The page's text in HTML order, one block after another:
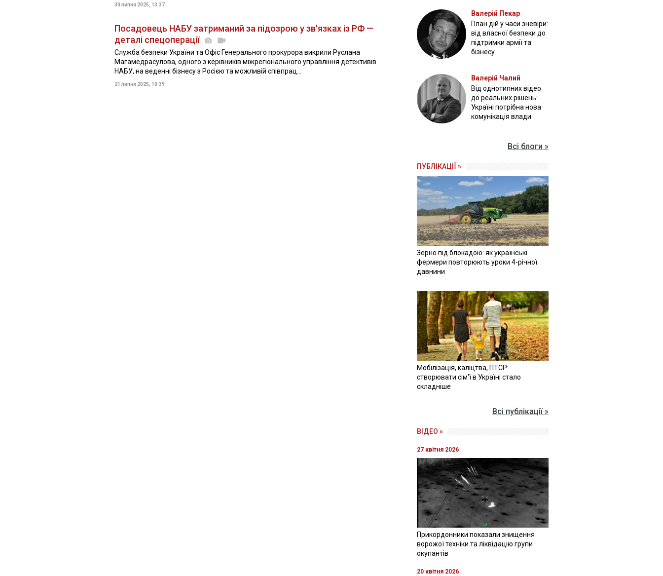
30 липня 2025, 13:37
Посадовець НАБУ затриманий за підозрою у зв'язках із РФ —
деталі спецоперації
Служба безпеки України та Офіс Генерального прокурора викрили Руслана
Магамедрасулова, одного з керівників міжрегіонального управління детективів
НАБУ, на веденні бізнесу з Росією та можливій співпрац...
21 липня 2025, 10:39
Валерій Пекар
План дій у часи зневіри:
від власної безпеки до
підтримки армії та
бізнесу
Валерій Чалий
Від однотипних відео
до реальних рішень:
Україні потрібна нова
комунікація влади
Всі блоги »
ПУБЛІКАЦІЇ »
Зерно під блокадою: як українські
фермери повторюють уроки 4-річної
давнини
Мобілізація, каліцтва, ПТСР:
створювати сім'ї в Україні стало
складніше
Всі публікації »
ВІДЕО »
27 квітня 2026
Прикордонники показали знищення
ворожої техніки та ліквідацію групи
окупантів
20 квітня 2026